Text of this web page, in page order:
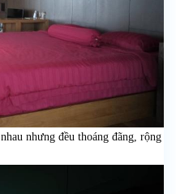
nhưng đều thoáng đãng, rộng